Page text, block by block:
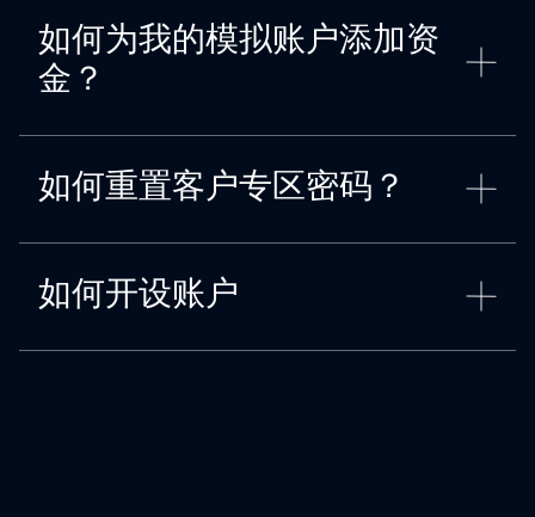
如何为我的模拟账户添加资
金？
如何重置客户专区密码？
如何开设账户